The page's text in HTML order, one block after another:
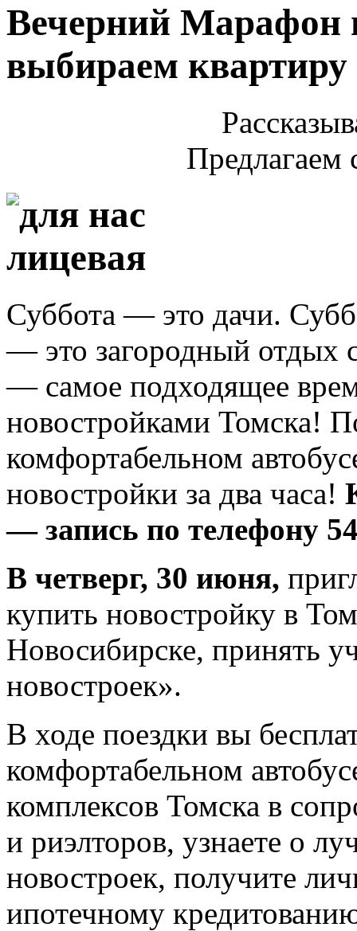
Вечерний Марафон
выбираем квартиру
Предлагаем
Суббота — это дачи.
— это загородный отдых
— самое подходящее
новостройками Томска!
комфортабельном
новостройки за два часа!
— запись по телефону
В четверг, 30 июня,
купить новостройку в
Новосибирске, принять
новостроек».
В ходе поездки вы
комфортабельном
комплексов Томска в
и риэлторов, узнаете о
новостроек, получите
ипотечному